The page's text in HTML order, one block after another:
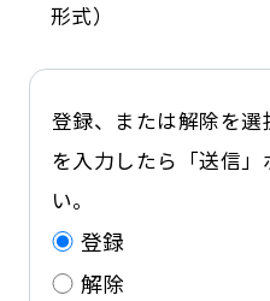
形式）
登録、または解除を
を入力したら「送信」
い。
登録
解除